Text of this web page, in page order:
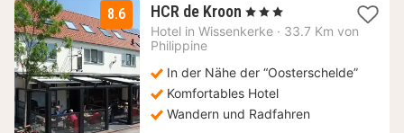
8.6 HCR de Kroon 2
Nächte
€
, 3 Sterne
Hotel in Wissenkerke · 33.7 Km von
Philippine
In der Nähe der “Oosterschelde”
Komfortables Hotel
Wandern und Radfahren